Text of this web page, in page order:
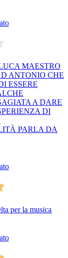
MAESTRO
ANTONIO CHE
ESSERE
A DARE
DI
PARLA DA
per la musica